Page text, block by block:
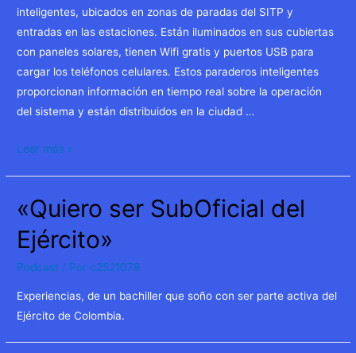
inteligentes, ubicados en zonas de paradas del SITP y
entradas en las estaciones. Están iluminados en sus cubiertas
con paneles solares, tienen Wifi gratis y puertos USB para
cargar los teléfonos celulares. Estos paraderos inteligentes
proporcionan información en tiempo real sobre la operación
del sistema y están distribuidos en la ciudad …
Páneles
Wifi
estos
sectores…
Leer más »
«Quiero ser SubOficial del
Ejército»
Podcast / Por c2521078
Experiencias, de un bachiller que soño con ser parte activa del
Ejército de Colombia.